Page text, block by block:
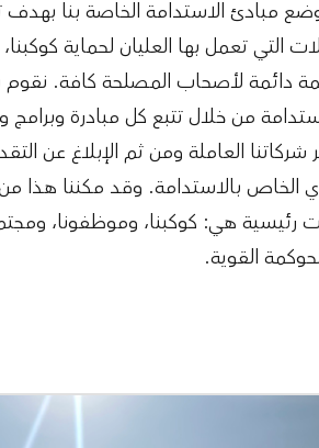
مبادئ الاستدامة الخاصة بنا بهدف
التي تعمل بها العليان لحماية
دائمة لأصحاب المصلحة كافة. نقوم
من خلال تتبع كل مبادرة وبرامج
شركاتنا العاملة ومن ثم الإبلاغ عن
الخاص بالاستدامة. وقد مكننا هذا من
رئيسية هي: كوكبنا، وموظفونا،
القوية.